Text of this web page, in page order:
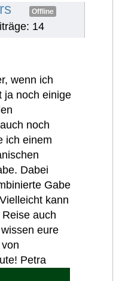
Offline
14
wenn ich
ja noch einige
noch
ich einem
Dabei
Gabe
kann
auch
eure
Petra